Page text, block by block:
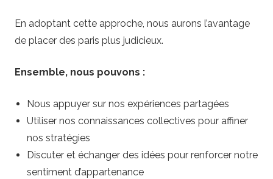
En adoptant cette approche, nous aurons l’avantage
de placer des paris plus judicieux.
Ensemble, nous pouvons :
Nous appuyer sur nos expériences partagées
Utiliser nos connaissances collectives pour affiner
nos stratégies
Discuter et échanger des idées pour renforcer notre
sentiment d’appartenance